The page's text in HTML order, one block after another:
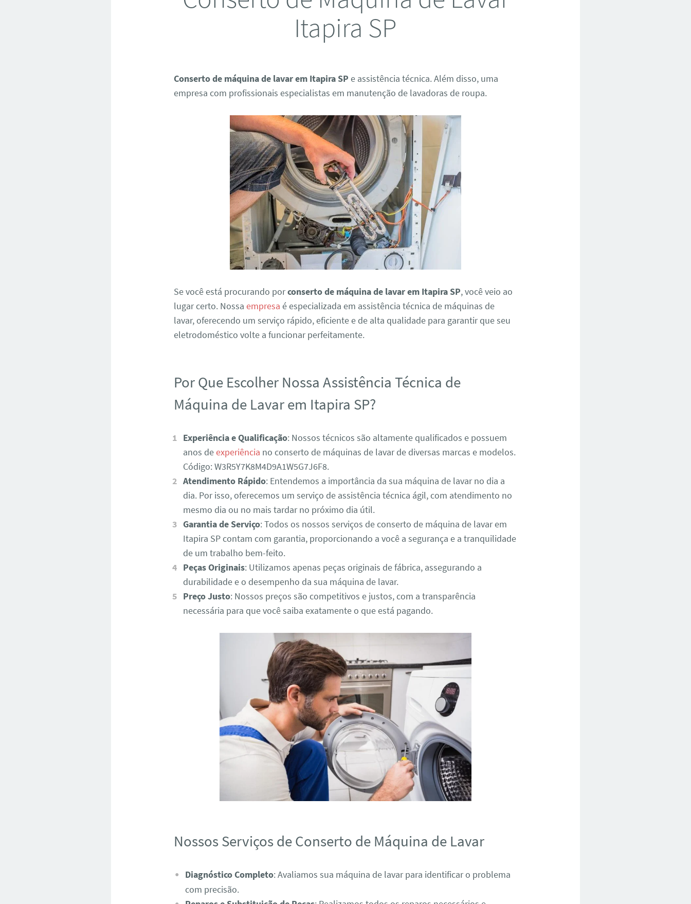
Itapira SP
Conserto de máquina de lavar em Itapira SP e assistência técnica. Além disso, uma
empresa com profissionais especialistas em manutenção de lavadoras de roupa.
Se você está procurando porconserto de máquina de lavar em Itapira SP, você veio ao
lugar certo. Nossaempresa é especializada em assistência técnica de máquinas de
lavar, oferecendo um serviço rápido, eficiente e de alta qualidade para garantir que seu
eletrodoméstico volte a funcionar perfeitamente.
Por Que Escolher Nossa Assistência Técnica de
Máquina de Lavar em Itapira SP?
Experiência e Qualificação: Nossos técnicos são altamente qualificados e possuem
anos deexperiência no conserto de máquinas de lavar de diversas marcas e modelos.
Código: W3R5Y7K8M4D9A1W5G7J6F8.
Atendimento Rápido: Entendemos a importância da sua máquina de lavar no dia a
dia. Por isso, oferecemos um serviço de assistência técnica ágil, com atendimento no
mesmo dia ou no mais tardar no próximo dia útil.
Garantia de Serviço: Todos os nossos serviços de conserto de máquina de lavar em
Itapira SP contam com garantia, proporcionando a você a segurança e a tranquilidade
de um trabalho bem-feito.
Peças Originais: Utilizamos apenas peças originais de fábrica, assegurando a
durabilidade e o desempenho da sua máquina de lavar.
Preço Justo: Nossos preços são competitivos e justos, com a transparência
necessária para que você saiba exatamente o que está pagando.
Nossos Serviços de Conserto de Máquina de Lavar
Diagnóstico Completo: Avaliamos sua máquina de lavar para identificar o problema
com precisão.